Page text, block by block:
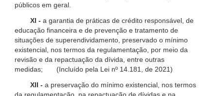
públicos em geral.
XI - a garantia de práticas de crédito responsável, de
educação financeira e de prevenção e tratamento de
situações de superendividamento, preservado o mínimo
existencial, nos termos da regulamentação, por meio da
revisão e da repactuação da dívida, entre outras
medidas; (Incluído pela Lei nº 14.181, de 2021)
XII - a preservação do mínimo existencial, nos termos